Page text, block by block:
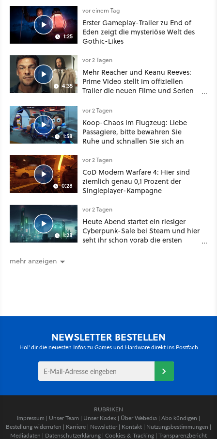
Schwert
1:25
vor einem Tag
Erster Gameplay-Trailer zu End of
Eden zeigt die mysteriöse Welt des
Gothic-Likes
4:35
vor 2 Tagen
Mehr Reacher und Keanu Reeves:
Prime Video stellt im offiziellen
Trailer die neuen Filme und Serien
1:58
vor 2 Tagen
Koop-Chaos im Flugzeug: Liebe
Passagiere, bitte bewahren Sie
Ruhe und schnallen Sie sich an
0:28
vor 2 Tagen
CoD Modern Warfare 4: Hier sind
ziemlich genau 0,1 Prozent der
Singleplayer-Kampagne
1:28
vor 2 Tagen
Heute Abend startet ein riesiger
Cyberpunk-Sale bei Steam und hier
seht ihr schon vorab die ersten
mehr anzeigen
NEWSLETTER BESTELLEN
Hol' dir die neuesten Infos zu Games und Hardware direkt ins Postfach
RUBRIKEN
Impressum | Unser Team | Unser Kodex | Über Webedia | Abo kündigen |
Bestellung widerrufen | Karriere | Newsletter | Kontakt | Nutzungsbestimmungen |
Mediadaten | Datenschutzerklärung | Cookies & Tracking | Transparenzbericht